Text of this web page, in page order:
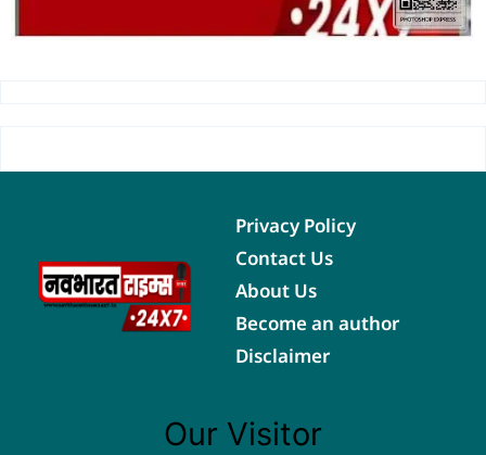
Privacy Policy
Contact Us
About Us
Become an author
Disclaimer
Our Visitor